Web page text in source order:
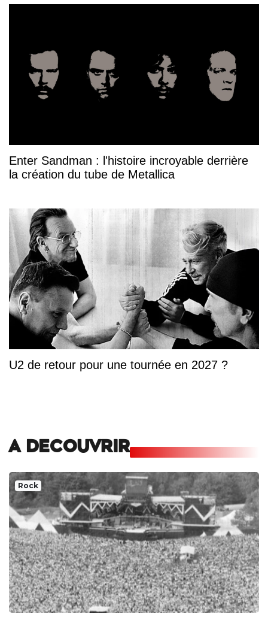
Enter Sandman : l'histoire incroyable derrière
la création du tube de Metallica
U2 de retour pour une tournée en 2027 ?
A DECOUVRIR
Rock